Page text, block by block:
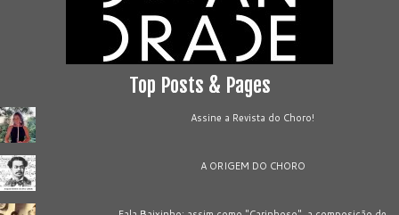
Top Posts & Pages
Assine a Revista do Choro!
A ORIGEM DO CHORO